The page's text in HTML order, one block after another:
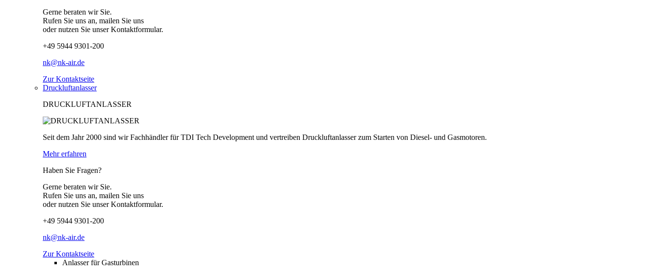
Gerne beraten wir Sie.
Rufen Sie uns an, mailen Sie uns
oder nutzen Sie unser Kontaktformular.
+49 5944 9301-200
nk@nk-air.de
Zur Kontaktseite
Druckluftanlasser
DRUCKLUFTANLASSER
Seit dem Jahr 2000 sind wir Fachhändler für TDI Tech Development und vertreiben Druckluftanlasser zum Starten von Diesel- und Gasmotoren.
Mehr erfahren
Haben Sie Fragen?
Gerne beraten wir Sie.
Rufen Sie uns an, mailen Sie uns
oder nutzen Sie unser Kontaktformular.
+49 5944 9301-200
nk@nk-air.de
Zur Kontaktseite
Anlasser für Gasturbinen